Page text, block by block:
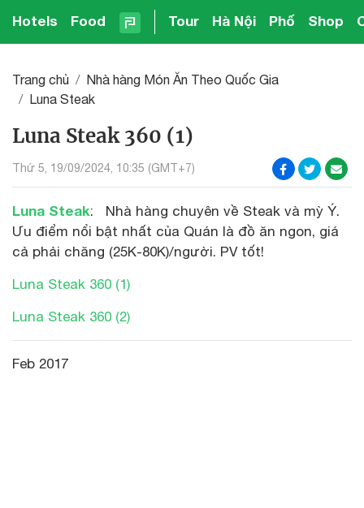
Hotels Food Tour Hà Nội Phố Shop
Trang chủ
Nhà hàng Món Ăn Theo Quốc Gia
Luna Steak
Luna Steak 360 (1)
Thứ 5, 19/09/2024, 10:35 (GMT+7)
Luna Steak: Nhà hàng chuyên về Steak và mỳ Ý.
Ưu điểm nổi bật nhất của Quán là đồ ăn ngon, giá
cả phải chăng (25K-80K)/người. PV tốt!
Luna Steak 360 (1)
Luna Steak 360 (2)
Feb 2017